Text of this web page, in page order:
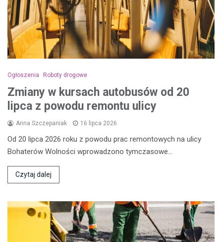
Ogłoszenia Roboty drogowe
Zmiany w kursach autobusów od 20
lipca z powodu remontu ulicy
Anna Szczepaniak 16 lipca 2026
Od 20 lipca 2026 roku z powodu prac remontowych na ulicy
Bohaterów Wolności wprowadzono tymczasowe…
Czytaj dalej